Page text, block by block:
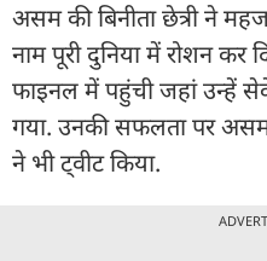
असम की बिनीता छेत्री ने
नाम पूरी दुनिया में रोशन कर
फाइनल में पहुंची जहां उन्हें
गया. उनकी सफलता पर
ने भी ट्वीट किया.